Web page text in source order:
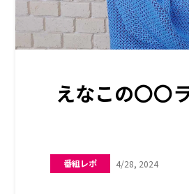
えなこの〇
番組レポ 4/28, 2024